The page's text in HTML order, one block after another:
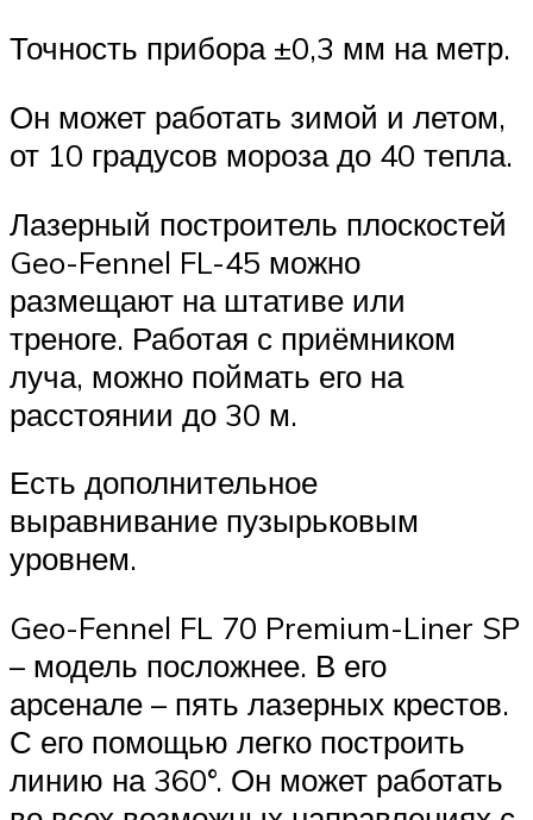
Точность прибора ±0,3 мм на метр.
Он может работать зимой и летом,
от 10 градусов мороза до 40 тепла.
Лазерный построитель плоскостей
Geo-Fennel FL-45 можно
размещают на штативе или
треноге. Работая с приёмником
луча, можно поймать его на
расстоянии до 30 м.
Есть дополнительное
выравнивание пузырьковым
уровнем.
Geo-Fennel FL 70 Premium-Liner SP
– модель посложнее. В его
арсенале – пять лазерных крестов.
С его помощью легко построить
линию на 360°. Он может работать